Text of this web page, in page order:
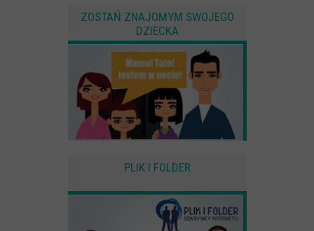
ZOSTAŃ ZNAJOMYM SWOJEGO
DZIECKA
PLIK I FOLDER